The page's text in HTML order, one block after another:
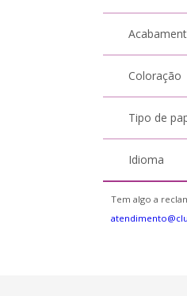
Coloração
Tipo de
Idioma
Tem algo a